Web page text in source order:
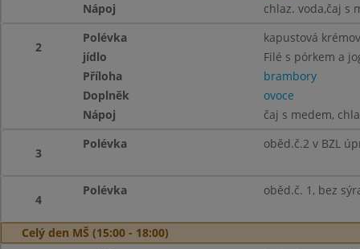
Nápoj
chlaz. voda,čaj s
2
Polévka
kapustová
jídlo
Filé s pórkem a
Příloha
brambory
Doplněk
ovoce
Nápoj
čaj s medem,
3
Polévka oběd.č.2 v BZL
4
Polévka oběd.č. 1, bez
Celý den MŠ (15:00 - 18:00)